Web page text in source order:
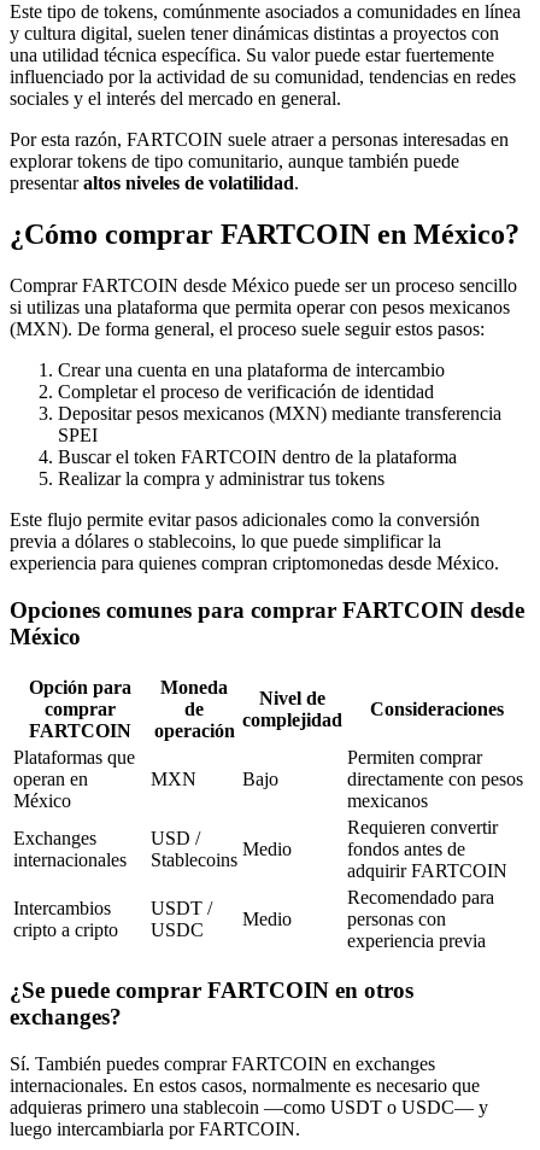
Este tipo de tokens, comúnmente asociados a comunidades en línea
y cultura digital, suelen tener dinámicas distintas a proyectos con
una utilidad técnica específica. Su valor puede estar fuertemente
influenciado por la actividad de su comunidad, tendencias en redes
sociales y el interés del mercado en general.
Por esta razón, FARTCOIN suele atraer a personas interesadas en
explorar tokens de tipo comunitario, aunque también puede
presentaraltos niveles de volatilidad.
¿Cómo comprar FARTCOIN en México?
Comprar FARTCOIN desde México puede ser un proceso sencillo
si utilizas una plataforma que permita operar con pesos mexicanos
(MXN). De forma general, el proceso suele seguir estos pasos:
Crear una cuenta en una plataforma de intercambio
Completar el proceso de verificación de identidad
Depositar pesos mexicanos (MXN) mediante transferencia
SPEI
Buscar el token FARTCOIN dentro de la plataforma
Realizar la compra y administrar tus tokens
Este flujo permite evitar pasos adicionales como la conversión
previa a dólares o stablecoins, lo que puede simplificar la
experiencia para quienes compran criptomonedas desde México.
Opciones comunes para comprar FARTCOIN desde
México
Opción para
comprar
FARTCOIN
Moneda
de
operación
Nivel de
complejidad
Consideraciones
Plataformas que
operan en
México
MXN Bajo
Permiten comprar
directamente con pesos
mexicanos
Exchanges
internacionales
USD /
Stablecoins
Medio
Requieren convertir
fondos antes de
adquirir FARTCOIN
Intercambios
cripto a cripto
USDT /
USDC
Medio
Recomendado para
personas con
experiencia previa
¿Se puede comprar FARTCOIN en otros
exchanges?
Sí. También puedes comprar FARTCOIN en exchanges
internacionales. En estos casos, normalmente es necesario que
adquieras primero una stablecoin —como USDT o USDC— y
luego intercambiarla por FARTCOIN.